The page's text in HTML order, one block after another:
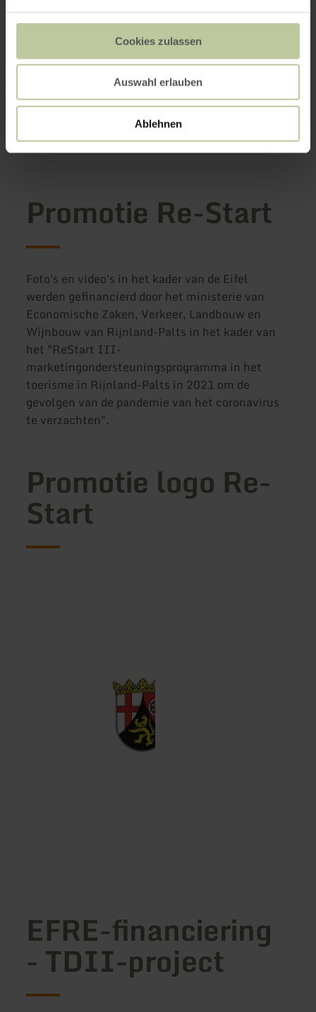
Cookies zulassen
Auswahl erlauben
Ablehnen
Promotie Re-Start
Foto's en video's in het kader van de Eifel
werden gefinancierd door het ministerie van
Economische Zaken, Verkeer, Landbouw en
Wijnbouw van Rijnland-Palts in het kader van
het "ReStart III-
marketingondersteuningsprogramma in het
toerisme in Rijnland-Palts in 2021 om de
gevolgen van de pandemie van het coronavirus
te verzachten".
Promotie logo Re-
Start
EFRE-financiering
- TDII-project